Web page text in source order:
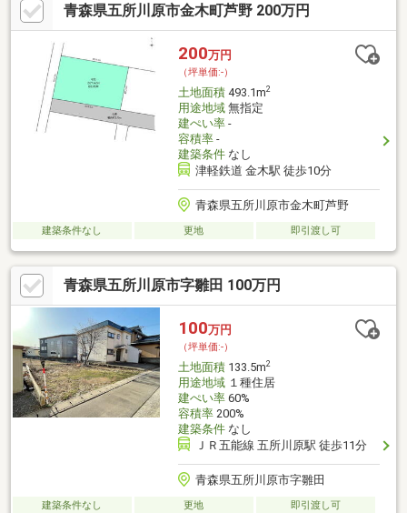
青森県五所川原市金木町芦野 200万円
200万円
（坪単価:-）
土地面積493.1m2
用途地域無指定
建ぺい率-
容積率-
建築条件なし
津軽鉄道 金木駅 徒歩10分
青森県五所川原市金木町芦野
建築条件なし 更地 即引渡し可
青森県五所川原市字雛田 100万円
100万円
（坪単価:-）
土地面積133.5m2
用途地域１種住居
建ぺい率60%
容積率200%
建築条件なし
ＪＲ五能線 五所川原駅 徒歩11分
青森県五所川原市字雛田
建築条件なし 更地 即引渡し可